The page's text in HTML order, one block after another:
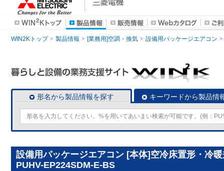
WIN2Kトップ 製品情報 [業務用]空調・換気 設備用パッケージエアコン
形名から製品情報を探す キーワードから製品情
設備用パッケージエアコン [本体]空冷床置形・冷
PUHV-EP224SDM-E-BS